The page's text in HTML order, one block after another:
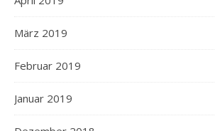
März 2019
Februar 2019
Januar 2019